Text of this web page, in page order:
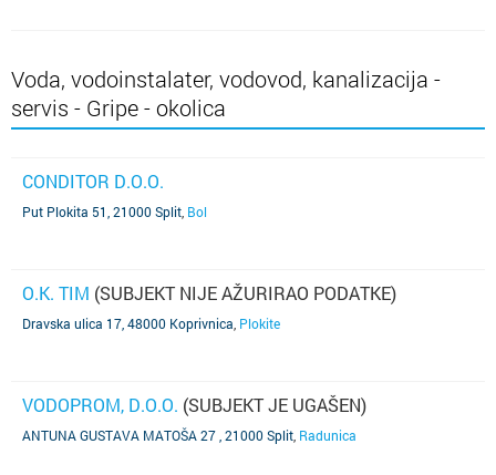
Voda, vodoinstalater, vodovod, kanalizacija -
servis - Gripe - okolica
CONDITOR D.O.O.
Put Plokita 51, 21000 Split Bol
O.K. TIM (SUBJEKT NIJE AŽURIRAO PODATKE)
Dravska ulica 17, 48000 Koprivnica Plokite
VODOPROM, D.O.O. (SUBJEKT JE UGAŠEN)
ANTUNA GUSTAVA MATOŠA 27 , 21000 Split Radunica